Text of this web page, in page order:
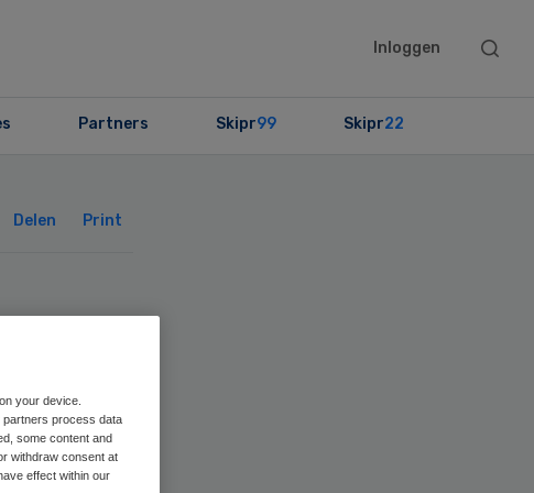
Inloggen
Search
Partners Skipr99 Skipr22
Delen Print
your device.
partners process data
some content and
withdraw consent at
effect within our